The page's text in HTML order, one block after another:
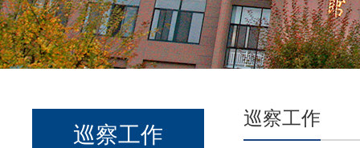
巡察工作
巡察工作